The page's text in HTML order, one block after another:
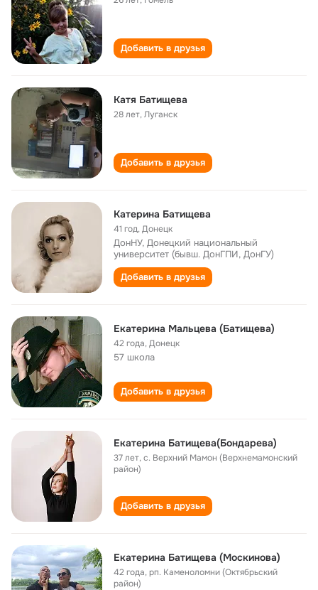
Добавить в друзья
Катя Батищева
28 лет,Луганск
Добавить в друзья
Катерина Батищева
41 год,Донецк
ДонНУ, Донецкий национальный
университет (бывш. ДонГПИ, ДонГУ)
Добавить в друзья
Екатерина Мальцева (Батищева)
42 года,Донецк
57 школа
Добавить в друзья
Екатерина Батищева(Бондарева)
37 лет,с. Верхний Мамон (Верхнемамонский
район)
Добавить в друзья
Екатерина Батищева (Москинова)
42 года,рп. Каменоломни (Октябрьский
район)